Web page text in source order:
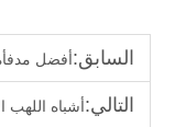
السابق:أفضل
التالي:أشباه اللهب